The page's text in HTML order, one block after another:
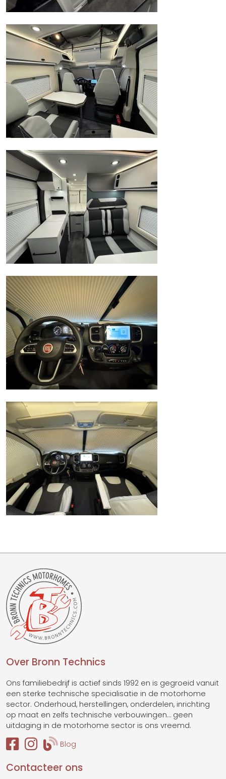
Over Bronn Technics
Ons familiebedrijf is actief sinds 1992 en is gegroeid vanuit
een sterke technische specialisatie in de motorhome
sector. Onderhoud, herstellingen, onderdelen, inrichting
op maat en zelfs technische verbouwingen… geen
uitdaging in de motorhome sector is ons vreemd.
Blog
Contacteer ons